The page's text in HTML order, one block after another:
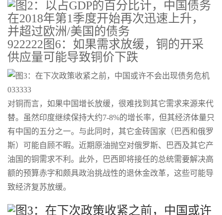
922222图6：如果需求放缓，铜的开采
供应量可能导致铜价下跌
033333
对铜而言，如果中国增长放缓，很难找到其它需求来源来代
替。虽然印度继续保持大约7-8%的增长率，但其经济体量只
有中国的五分之一。与此同时，其它金砖国家（巴西和俄罗
斯）可能自顾不暇。近期原油抛空对俄罗斯、巴西及其它产
油国的铜需求不利。此外，巴西即将接任的总统需要解决高
额的预算赤字和颇具政治挑战性的退休金改革，这些可能导
致经济复苏放缓。